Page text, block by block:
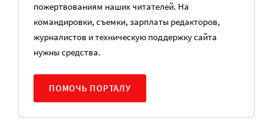
пожертвованиям наших читателей. На
командировки, съемки, зарплаты редакторов,
журналистов и техническую поддержку сайта
нужны средства.
ПОМОЧЬ ПОРТАЛУ